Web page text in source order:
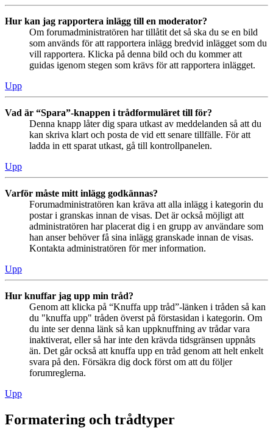
Hur kan jag rapportera inlägg till en moderator?
Om forumadministratören har tillåtit det så ska du se en bild
som används för att rapportera inlägg bredvid inlägget som du
vill rapportera. Klicka på denna bild och du kommer att
guidas igenom stegen som krävs för att rapportera inlägget.
Upp
Vad är “Spara”-knappen i trådformuläret till för?
Denna knapp låter dig spara utkast av meddelanden så att du
kan skriva klart och posta de vid ett senare tillfälle. För att
ladda in ett sparat utkast, gå till kontrollpanelen.
Upp
Varför måste mitt inlägg godkännas?
Forumadministratören kan kräva att alla inlägg i kategorin du
postar i granskas innan de visas. Det är också möjligt att
administratören har placerat dig i en grupp av användare som
han anser behöver få sina inlägg granskade innan de visas.
Kontakta administratören för mer information.
Upp
Hur knuffar jag upp min tråd?
Genom att klicka på “Knuffa upp tråd”-länken i tråden så kan
du "knuffa upp" tråden överst på förstasidan i kategorin. Om
du inte ser denna länk så kan uppknuffning av trådar vara
inaktiverat, eller så har inte den krävda tidsgränsen uppnåts
än. Det går också att knuffa upp en tråd genom att helt enkelt
svara på den. Försäkra dig dock först om att du följer
forumreglerna.
Upp
Formatering och trådtyper